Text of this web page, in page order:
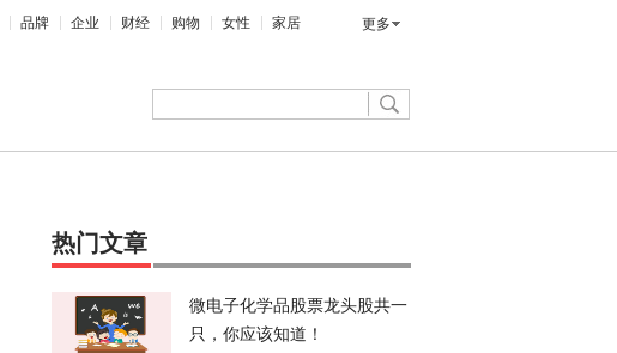
品牌 企业 财经 购物 女性 家居 更多
热门文章
微电子化学品股票龙头股共一
只，你应该知道！